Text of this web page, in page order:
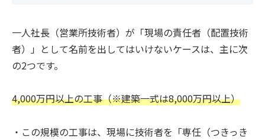
一人社長（営業所技術者）が「現場の責任者（配置技術
者）」として名前を出してはいけないケースは、主に次
の2つです。
4,000万円以上の工事（※建築一式は8,000万円以上）
・この規模の工事は、現場に技術者を「専任（つきっき